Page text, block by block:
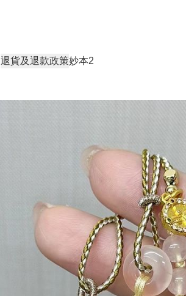
退貨及退款政策妙本2